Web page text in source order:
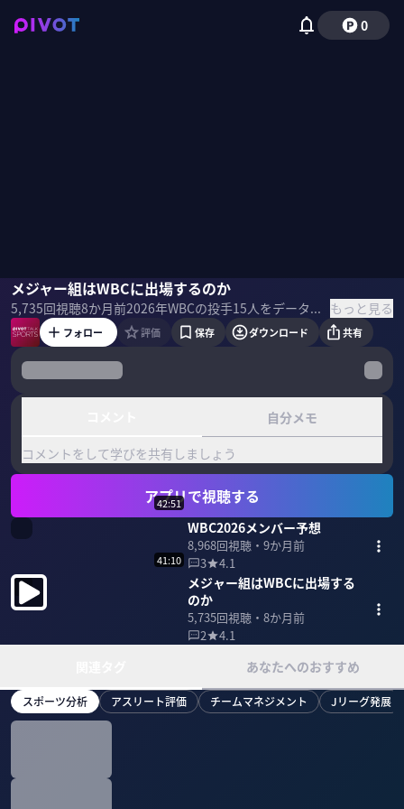
0
メジャー組はWBCに出場するのか
5,735回視聴8か月前 2026年WBCの投手15人をデータとプロの視点から徹底予想。大谷翔平や山本由伸は出場するのか。 ＜ゲスト＞ 里崎智也｜野球解説者 鳴門工業高から帝京大学を経て、98年のドラフト2位で千葉ロッテに入団。 第1回WBCでは正捕手として日本を世界一に導き、ベストナインにも選出された。 古内義明｜MLBアナリスト メジャー取材歴30年。立教大学野球部出身。WBCは第1回から取材。 山田隼哉｜データスタジアム・アナリスト 2017年・2023年のWBCで日本代表チームに帯同。 アナリストとして対戦相手のスカウティングや選手への情報伝達を担当した。 シーズン中はプロチームのデータ分析支援を行う。 林佑香｜野球好きお天気キャスター ロサンゼルス出身。当時は球場によく足を運び、試合結果をノートに書くほど大の野球好き。 ＜サムネイル＞ 写真：istock もっと見る
古内義明里崎智也林佑香山田隼哉西川典孝
フォロー 評価 保存 ダウンロード 共有
自分メモ
コメントをして学びを共有しましょう
アプリで視聴する
42:51
WBC2026メンバー予想
8,968回視聴・ 9か月前
3
4.1
41:10
メジャー組はWBCに出場する
のか
5,735回視聴・ 8か月前
2
4.1
あなたへのおすすめ
スポーツ分析 アスリート評価 チームマネジメント Jリーグ発展